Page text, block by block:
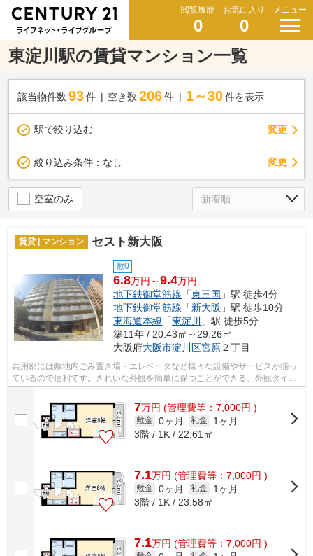
閲覧履歴
0
お気に入り
0
メニュー
東淀川駅の賃貸マンション一覧
該当物件数 93件 空き数 206 件 1～30 件を表示
駅で絞り込む 変更
絞り込み条件： なし 変更
空室のみ
賃貸 | マンション セスト新大阪
敷0
6.8万円～9.4万円
地下鉄御堂筋線 「東三国 」駅 徒歩4分
地下鉄御堂筋線 「新大阪 」駅 徒歩10分
東海道本線 「東淀川
」駅 徒歩5分
築11年 / 20.43㎡～29.26㎡
大阪府大阪市淀川区宮原２丁目
共用部には敷地内ごみ置き場・エレベータなど様々な設備やサービスが揃っ
ているので便利です。きれいな外観を簡単に保つことができる、外観タイル
7万円 (管理費等：7,000円 )
敷金 0ヶ月 礼金
1ヶ月
3階 / 1K / 22.61㎡
7.1万円 (管理費等：7,000円 )
敷金 0ヶ月 礼金
1ヶ月
3階 / 1K / 23.58㎡
7.1万円 (管理費等：7,000円 )